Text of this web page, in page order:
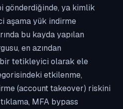
gönderdiğinde, ya kimlik
aşama yük indirme
bu kayda yapılan
en azından
tetikleyici olarak ele
etkilenme,
(account takeover) riskini
MFA bypass